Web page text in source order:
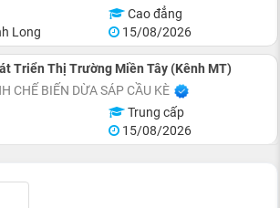
Cao đẳng
Long
15/08/2026
Triển Thị Trường Miền Tây (Kênh MT)
CHẾ BIẾN DỪA SÁP CẦU KÈ
Trung cấp
15/08/2026